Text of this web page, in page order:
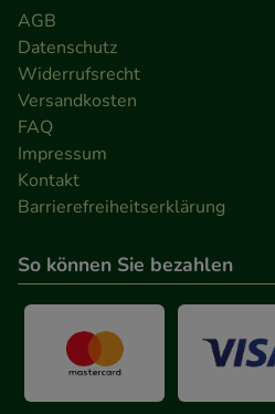
AGB
Datenschutz
Widerrufsrecht
Versandkosten
FAQ
Impressum
Kontakt
Barrierefreiheitserklärung
So können Sie bezahlen